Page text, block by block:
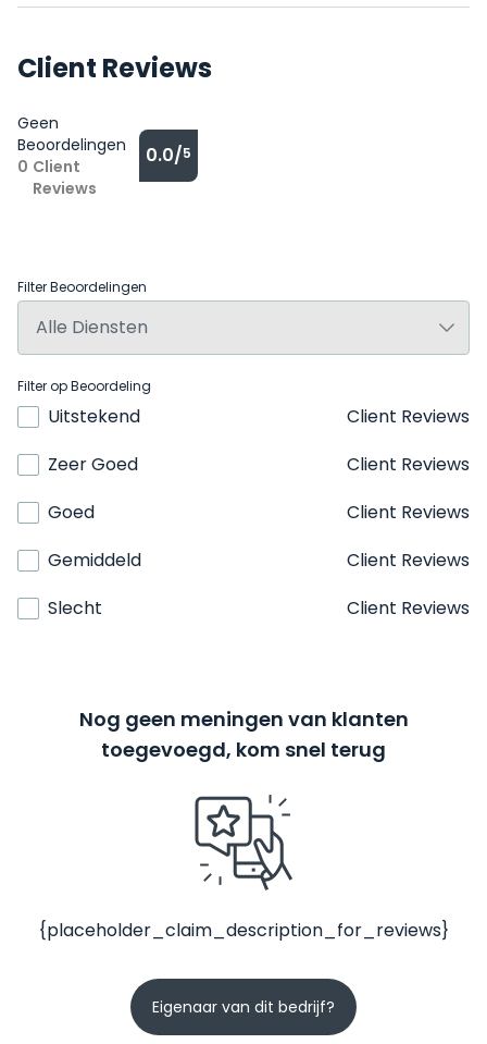
Client Reviews
Geen
Beoordelingen
0 Client
Reviews
0.0/5
Filter Beoordelingen
Filter op Beoordeling
Uitstekend
Client Reviews
Zeer Goed
Client Reviews
Goed
Client Reviews
Gemiddeld
Client Reviews
Slecht
Client Reviews
Nog geen meningen van klanten
toegevoegd, kom snel terug
{placeholder_claim_description_for_reviews}
Eigenaar van dit bedrijf?